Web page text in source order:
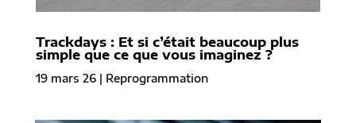
Trackdays : Et si c’était beaucoup plus
simple que ce que vous imaginez ?
19 mars 26| Reprogrammation